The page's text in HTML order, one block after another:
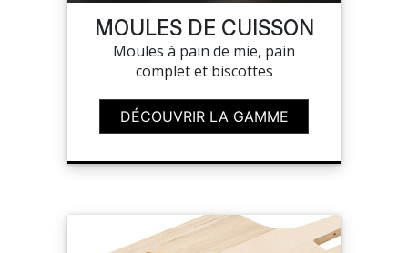
MOULES DE CUISSON
Moules à pain de mie, pain
complet et biscottes
DÉCOUVRIR LA GAMME